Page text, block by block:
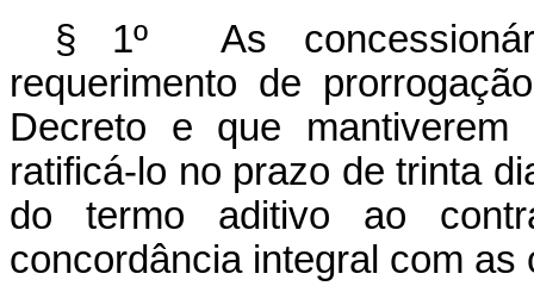
§ 1º As
requerimento de
Decreto e que mantiverem
ratificá-lo no prazo de trinta
do termo aditivo ao
concordância integral com